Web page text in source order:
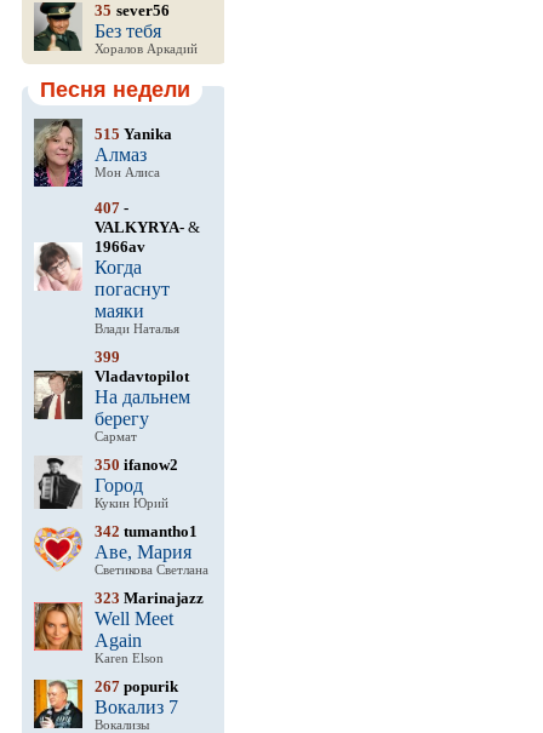
35 sever56
Без тебя
Хоралов Аркадий
Песня недели
515 Yanika
Алмаз
Мон Алиса
407 -
VALKYRYA- &
1966av
Когда
погаснут
маяки
Влади Наталья
399
Vladavtopilot
На дальнем
берегу
Сармат
350 ifanow2
Город
Кукин Юрий
342 tumantho1
Аве, Мария
Светикова Светлана
323 Marinajazz
Well Meet
Again
Karen Elson
267 popurik
Вокализ 7
Вокализы